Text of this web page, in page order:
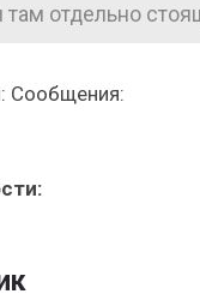
там отдельно
Сообщения: